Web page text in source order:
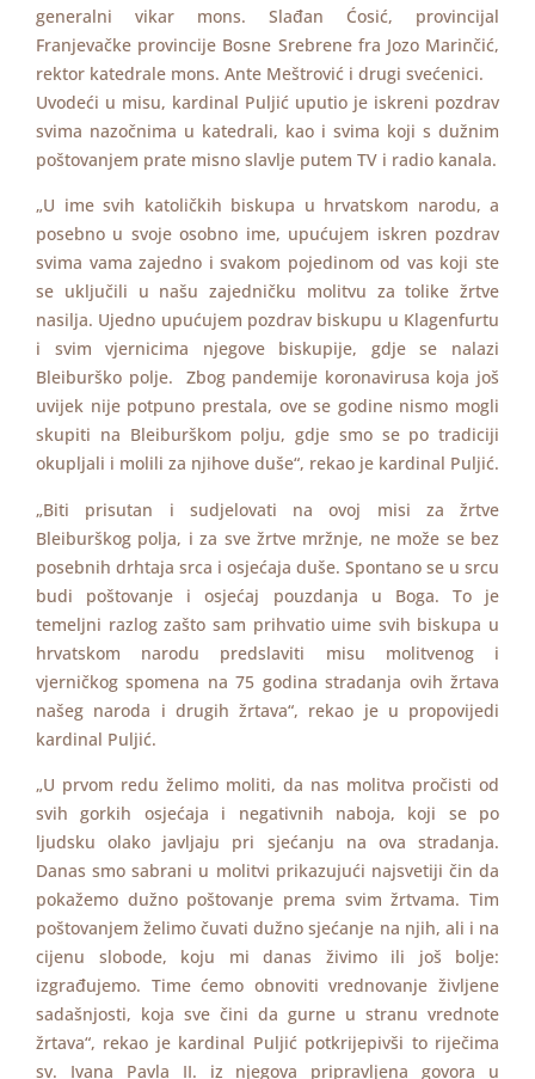
generalni vikar mons. Slađan Ćosić, provincijal
Franjevačke provincije Bosne Srebrene fra Jozo Marinčić,
rektor katedrale mons. Ante Meštrović i drugi svećenici.
Uvodeći u misu, kardinal Puljić uputio je iskreni pozdrav
svima nazočnima u katedrali, kao i svima koji s dužnim
poštovanjem prate misno slavlje putem TV i radio kanala.
„U ime svih katoličkih biskupa u hrvatskom narodu, a
posebno u svoje osobno ime, upućujem iskren pozdrav
svima vama zajedno i svakom pojedinom od vas koji ste
se uključili u našu zajedničku molitvu za tolike žrtve
nasilja. Ujedno upućujem pozdrav biskupu u Klagenfurtu
i svim vjernicima njegove biskupije, gdje se nalazi
Bleiburško polje. Zbog pandemije koronavirusa koja još
uvijek nije potpuno prestala, ove se godine nismo mogli
skupiti na Bleiburškom polju, gdje smo se po tradiciji
okupljali i molili za njihove duše“, rekao je kardinal Puljić.
„Biti prisutan i sudjelovati na ovoj misi za žrtve
Bleiburškog polja, i za sve žrtve mržnje, ne može se bez
posebnih drhtaja srca i osjećaja duše. Spontano se u srcu
budi poštovanje i osjećaj pouzdanja u Boga. To je
temeljni razlog zašto sam prihvatio uime svih biskupa u
hrvatskom narodu predslaviti misu molitvenog i
vjerničkog spomena na 75 godina stradanja ovih žrtava
našeg naroda i drugih žrtava“, rekao je u propovijedi
kardinal Puljić.
„U prvom redu želimo moliti, da nas molitva pročisti od
svih gorkih osjećaja i negativnih naboja, koji se po
ljudsku olako javljaju pri sjećanju na ova stradanja.
Danas smo sabrani u molitvi prikazujući najsvetiji čin da
pokažemo dužno poštovanje prema svim žrtvama. Tim
poštovanjem želimo čuvati dužno sjećanje na njih, ali i na
cijenu slobode, koju mi danas živimo ili još bolje:
izgrađujemo. Time ćemo obnoviti vrednovanje življene
sadašnjosti, koja sve čini da gurne u stranu vrednote
žrtava“, rekao je kardinal Puljić potkrijepivši to riječima
sv. Ivana Pavla II. iz njegova pripravljena govora u